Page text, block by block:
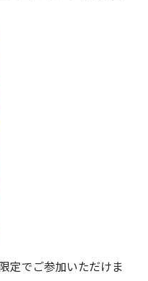
定でご参加いただけま